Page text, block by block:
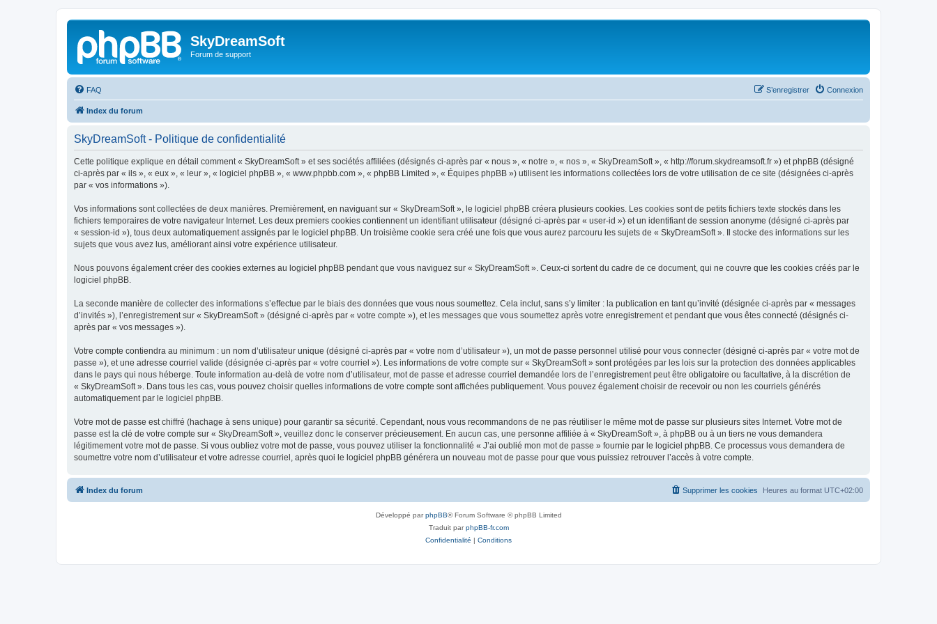
SkyDreamSoft
Forum de support
FAQ Connexion
S’enregistrer
Index du forum
SkyDreamSoft - Politique de confidentialité
Cette politique explique en détail comment « SkyDreamSoft » et ses sociétés affiliées (désignés ci-après par « nous », « notre », « nos », « SkyDreamSoft », « http://forum.skydreamsoft.fr ») et phpBB (désigné
ci-après par « ils », « eux », « leur », « logiciel phpBB », « www.phpbb.com », « phpBB Limited », « Équipes phpBB ») utilisent les informations collectées lors de votre utilisation de ce site (désignées ci-après
par « vos informations »).
Vos informations sont collectées de deux manières. Premièrement, en naviguant sur « SkyDreamSoft », le logiciel phpBB créera plusieurs cookies. Les cookies sont de petits fichiers texte stockés dans les
fichiers temporaires de votre navigateur Internet. Les deux premiers cookies contiennent un identifiant utilisateur (désigné ci-après par « user-id ») et un identifiant de session anonyme (désigné ci-après par
« session-id »), tous deux automatiquement assignés par le logiciel phpBB. Un troisième cookie sera créé une fois que vous aurez parcouru les sujets de « SkyDreamSoft ». Il stocke des informations sur les
sujets que vous avez lus, améliorant ainsi votre expérience utilisateur.
Nous pouvons également créer des cookies externes au logiciel phpBB pendant que vous naviguez sur « SkyDreamSoft ». Ceux-ci sortent du cadre de ce document, qui ne couvre que les cookies créés par le
logiciel phpBB.
La seconde manière de collecter des informations s’effectue par le biais des données que vous nous soumettez. Cela inclut, sans s’y limiter : la publication en tant qu’invité (désignée ci-après par « messages
d’invités »), l’enregistrement sur « SkyDreamSoft » (désigné ci-après par « votre compte »), et les messages que vous soumettez après votre enregistrement et pendant que vous êtes connecté (désignés ci-
après par « vos messages »).
Votre compte contiendra au minimum : un nom d’utilisateur unique (désigné ci-après par « votre nom d’utilisateur »), un mot de passe personnel utilisé pour vous connecter (désigné ci-après par « votre mot de
passe »), et une adresse courriel valide (désignée ci-après par « votre courriel »). Les informations de votre compte sur « SkyDreamSoft » sont protégées par les lois sur la protection des données applicables
dans le pays qui nous héberge. Toute information au-delà de votre nom d’utilisateur, mot de passe et adresse courriel demandée lors de l’enregistrement peut être obligatoire ou facultative, à la discrétion de
« SkyDreamSoft ». Dans tous les cas, vous pouvez choisir quelles informations de votre compte sont affichées publiquement. Vous pouvez également choisir de recevoir ou non les courriels générés
automatiquement par le logiciel phpBB.
Votre mot de passe est chiffré (hachage à sens unique) pour garantir sa sécurité. Cependant, nous vous recommandons de ne pas réutiliser le même mot de passe sur plusieurs sites Internet. Votre mot de
passe est la clé de votre compte sur « SkyDreamSoft », veuillez donc le conserver précieusement. En aucun cas, une personne affiliée à « SkyDreamSoft », à phpBB ou à un tiers ne vous demandera
légitimement votre mot de passe. Si vous oubliez votre mot de passe, vous pouvez utiliser la fonctionnalité « J’ai oublié mon mot de passe » fournie par le logiciel phpBB. Ce processus vous demandera de
soumettre votre nom d’utilisateur et votre adresse courriel, après quoi le logiciel phpBB générera un nouveau mot de passe pour que vous puissiez retrouver l’accès à votre compte.
Index du forum Heures au format UTC+02:00
Supprimer les cookies
Développé parphpBB® Forum Software © phpBB Limited
Traduit parphpBB-fr.com
Confidentialité | Conditions